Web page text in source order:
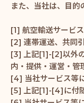
また、当社は、目的
[1] 航空輸送サービ
[2] 連帯運送、共同
[3] 上記[1]-[2]以外の
内・提供・運営・管
[4] 当社サービス等
[5] 上記[1]-[4]に付